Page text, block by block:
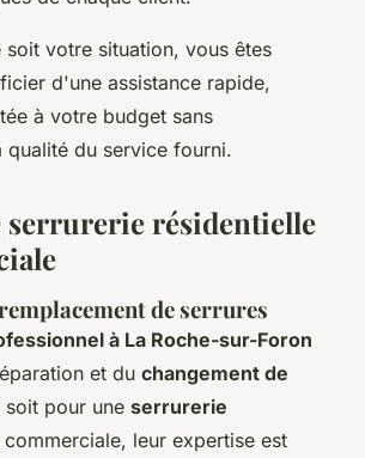
soit votre situation, vous êtes
d'une assistance rapide,
à votre budget sans
qualité du service fourni.
serrurerie résidentielle
de serrures
à La Roche-sur-Foron
et du changement de
soit pour une serrurerie
commerciale, leur expertise est